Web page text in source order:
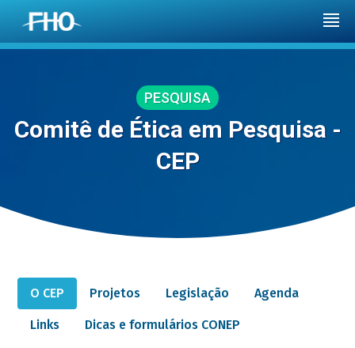
PESQUISA
Comitê de Ética em Pesquisa -
CEP
O CEP Projetos Legislação Agenda
Links Dicas e formulários CONEP